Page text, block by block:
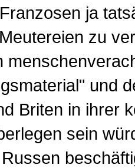
ja
zu
und
Briten in ihrer
sein